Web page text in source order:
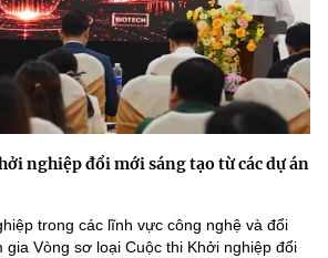
nghiệp đổi mới sáng tạo từ các dự án
trong các lĩnh vực công nghệ và đổi
gia Vòng sơ loại Cuộc thi Khởi nghiệp đổi